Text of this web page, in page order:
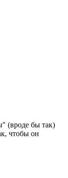
(вроде бы так)
чтобы он